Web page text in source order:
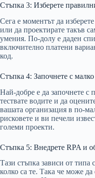
Стъпка 3: Изберете
Сега е моментът да
или да проектирате такъв
умения. По-долу е даден
включително платени
код.
Стъпка 4: Започнете с малко
Най-добре е да започнете с
тествате водите и да
вашата организация в по-
рисковете и ви печели
големи проекти.
Стъпка 5: Внедрете RPA и
Тази стъпка зависи от типа
колко са те. Така че може